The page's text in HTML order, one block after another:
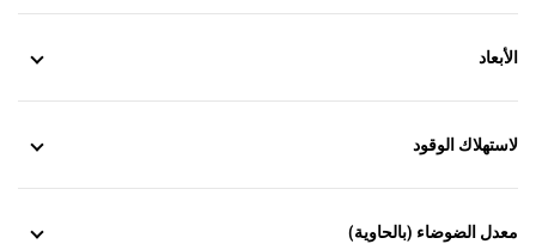
الأبعاد
لاستهلاك الوقود
معدل الضوضاء (بالحاوية)